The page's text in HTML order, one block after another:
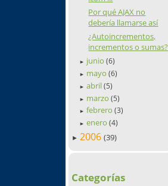
Por qué AJAX no
debería llamarse así
¿Autoincrementos,
incrementos o sumas?
► junio(6)
► mayo(6)
► abril(5)
► marzo(5)
► febrero(3)
► enero(4)
► 2006 (39)
Categorías